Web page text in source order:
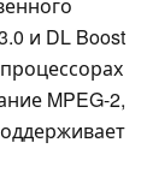
и DL Boost
MPEG-2,